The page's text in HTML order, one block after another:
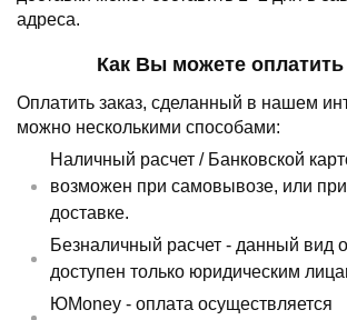
адреса.
Как Вы можете оплатить
Оплатить заказ, сделанный в нашем
можно несколькими способами:
Наличный расчет / Банковской
возможен при самовывозе, или при
доставке.
Безналичный расчет - данный вид
доступен только юридическим
ЮMoney - оплата осуществляется